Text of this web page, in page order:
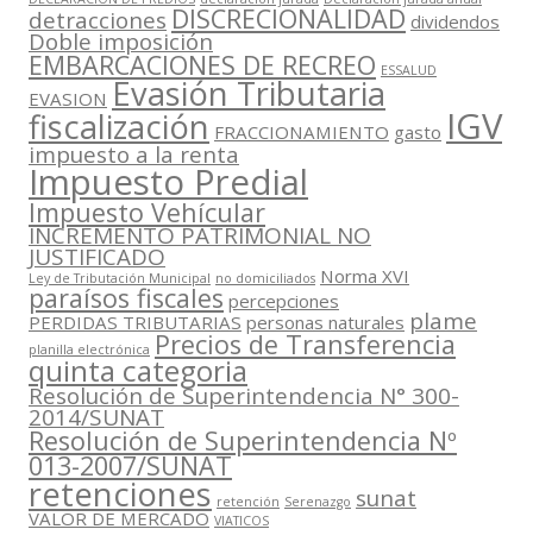
detracciones DISCRECIONALIDAD dividendos
Doble imposición
EMBARCACIONES DE RECREO ESSALUD
EVASION Evasión Tributaria
fiscalización FRACCIONAMIENTO gasto IGV
impuesto a la renta
Impuesto Predial
Impuesto Vehícular
INCREMENTO PATRIMONIAL NO
JUSTIFICADO
Ley de Tributación Municipal no domiciliados Norma XVI
paraísos fiscales percepciones
PERDIDAS TRIBUTARIAS personas naturales plame
planilla electrónica Precios de Transferencia
quinta categoria
Resolución de Superintendencia N° 300-
2014/SUNAT
Resolución de Superintendencia Nº
013-2007/SUNAT
retenciones retención Serenazgo sunat
VALOR DE MERCADO VIATICOS